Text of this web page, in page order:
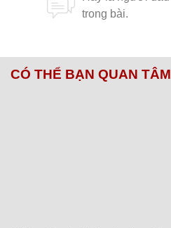
CÓ THỂ BẠN QUAN TÂM